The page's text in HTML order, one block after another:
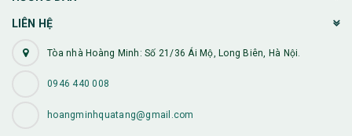
LIÊN HỆ
Tòa nhà Hoàng Minh: Số 21/36 Ái Mộ, Long Biên, Hà Nội.
0946 440 008
hoangminhquatang@gmail.com